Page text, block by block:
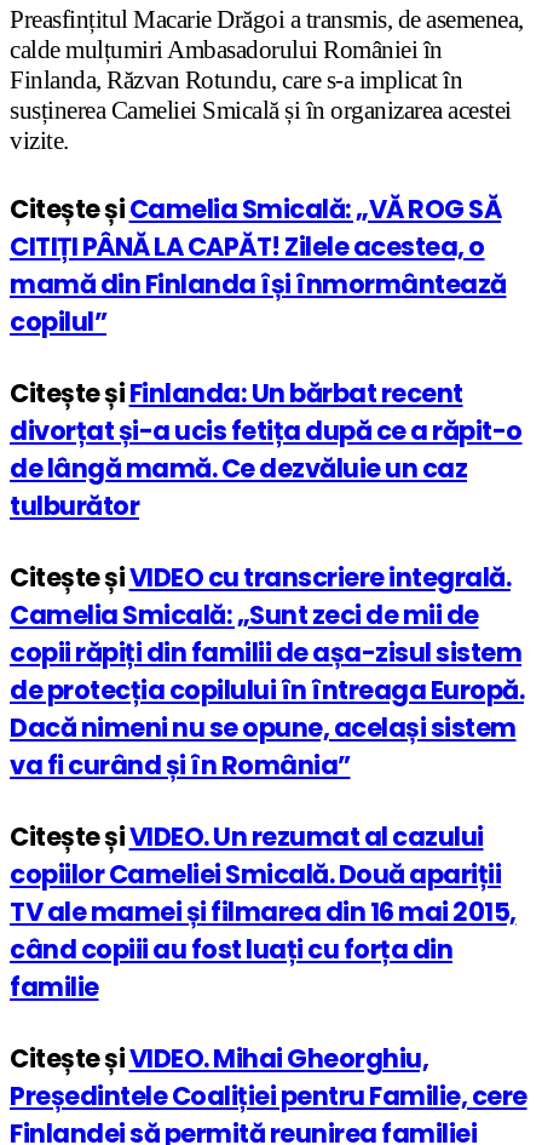
Preasfințitul Macarie Drăgoi a transmis, de asemenea,
calde mulțumiri Ambasadorului României în
Finlanda, Răzvan Rotundu, care s-a implicat în
susținerea Cameliei Smicală și în organizarea acestei
vizite.
Citește șiCamelia Smicală: „VĂ ROG SĂ
CITIȚI PÂNĂ LA CAPĂT! Zilele acestea, o
mamă din Finlanda își înmormântează
copilul”
Citește șiFinlanda: Un bărbat recent
divorțat și-a ucis fetița după ce a răpit-o
de lângă mamă. Ce dezvăluie un caz
tulburător
Citește șiVIDEO cu transcriere integrală.
Camelia Smicală: „Sunt zeci de mii de
copii răpiți din familii de așa-zisul sistem
de protecția copilului în întreaga Europă.
Dacă nimeni nu se opune, același sistem
va fi curând și în România”
Citește șiVIDEO. Un rezumat al cazului
copiilor Cameliei Smicală. Două apariții
TV ale mamei și filmarea din 16 mai 2015,
când copiii au fost luați cu forța din
familie
Citește șiVIDEO. Mihai Gheorghiu,
Președintele Coaliției pentru Familie, cere
Finlandei să permită reunirea familiei